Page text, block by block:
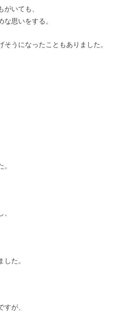
がいても、
な思いをする。
うになったこともありました。
た。
が、